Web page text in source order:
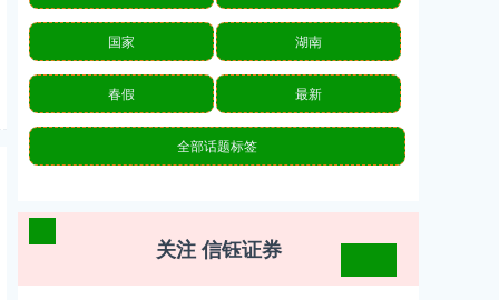
国家 湖南
春假 最新
全部话题标签
关注 信钰证券